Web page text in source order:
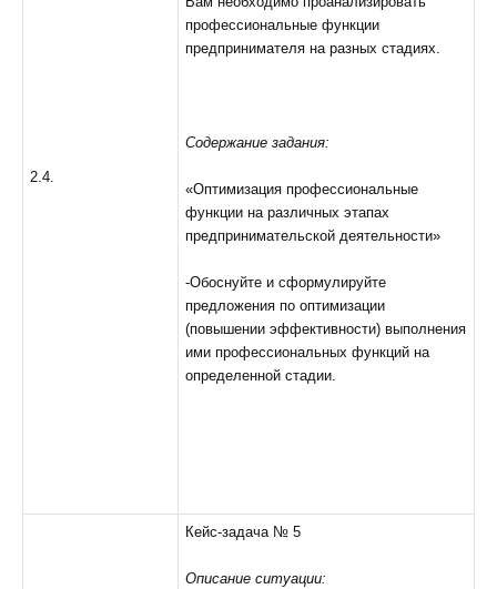
2.4.
профессиональные функции
предпринимателя на разных стадиях.
Содержание задания:
«Оптимизация профессиональные
функции на различных этапах
предпринимательской деятельности»
-Обоснуйте и сформулируйте
предложения по оптимизации
(повышении эффективности) выполнения
ими профессиональных функций на
определенной стадии.
Кейс-задача № 5
Описание ситуации: